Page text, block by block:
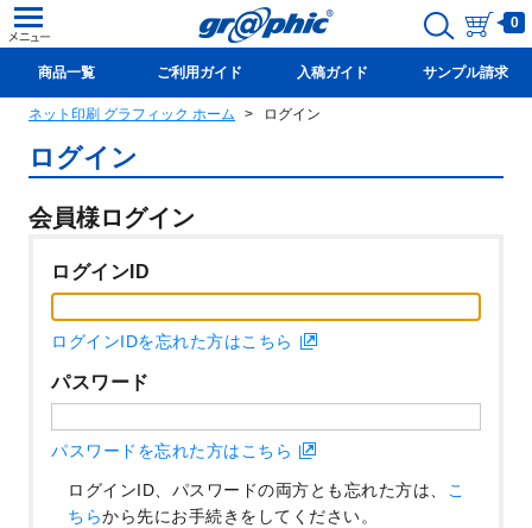
0
商品一覧 ご利用ガイド 入稿ガイド サンプル請求
新規会員登録(無料)
ネット印刷 グラフィック ホーム ログイン
ログイン
会員様ログイン
ログインID
ログインIDを忘れた方はこちら
パスワード
パスワードを忘れた方はこちら
ログインID、パスワードの両方とも忘れた方は、 こ
ちらから先にお手続きをしてください。